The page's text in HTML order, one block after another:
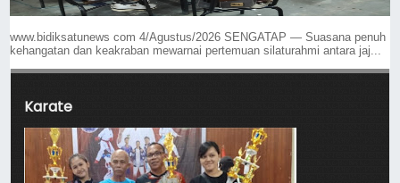
www.bidiksatunews com 4/Agustus/2026 SENGATAP — Suasana penuh
kehangatan dan keakraban mewarnai pertemuan silaturahmi antara jaj...
Karate